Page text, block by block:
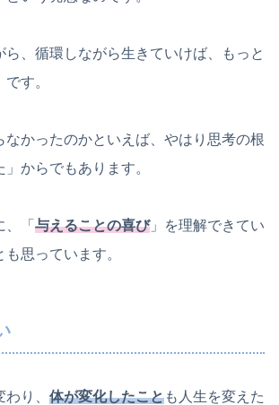
ら、循環しながら生きていけば、もっと
す。
なかったのかといえば、やはり思考の根
からでもあります。
「 与えることの喜び」を理解できてい
思っています。
り、 体が変化したことも人生を変えた